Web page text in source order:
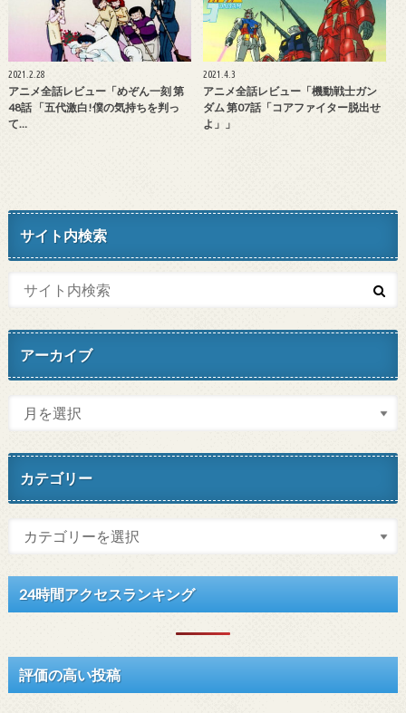
2021.2.28
アニメ全話レビュー「めぞん一刻 第
48話 「五代激白!僕の気持ちを判っ
て…
2021.4.3
アニメ全話レビュー「機動戦士ガン
ダム 第07話「コアファイター脱出せ
よ」」
サイト内検索
アーカイブ
カテゴリー
24時間アクセスランキング
評価の高い投稿